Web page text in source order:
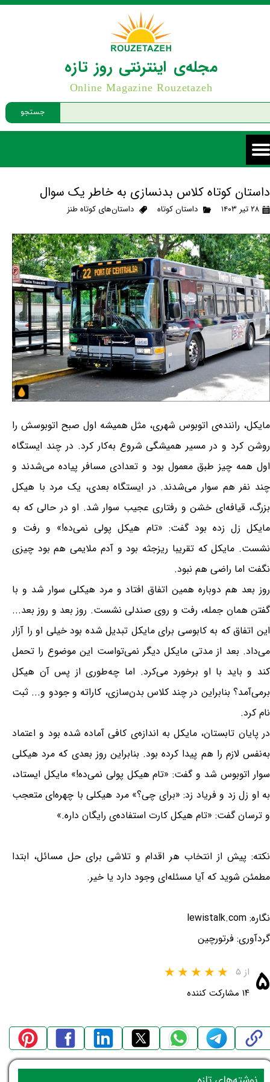
جستجو
مجله‌ی اینترنتی روز تازه
Online Magazine Rouzetazeh
داستان کوتاه کلاس بدنسازی به خاطر یک سوال
۲۸ تیر ۱۴۰۳ داستان کوتاه داستان‌های کوتاه طنز
مایکل، راننده‌ی اتوبوس شهری، مثل همیشه اول صبح اتوبوسش را
روشن کرد و در مسیر همیشگی شروع به‌کار کرد. در چند ایستگاه
اول همه چیز طبق معمول بود و تعدادی مسافر پیاده می‌شدند و
چند نفر هم سوار می‌شدند. در ایستگاه بعدی، یک مرد با هیکل
بزرگ، قیافه‌ای خشن و رفتاری عجیب سوار شد. او در حالی که به
مایکل زل زده بود گفت: «تام هیکل پولی نمی‌ده!» و رفت و
نشست. مایکل که تقریبا ریزجثه بود و آدم ملایمی هم بود چیزی
نگفت اما راضی هم نبود.
روز بعد هم دوباره همین اتفاق افتاد و مرد هیکلی سوار شد و با
گفتن همان جمله، رفت و روی صندلی نشست. روز بعد و روز بعد...
این اتفاق که به کابوسی برای مایکل تبدیل شده بود خیلی او را آزار
می‌داد. بعد از مدتی مایکل دیگر نمی‌تواست این موضوع را تحمل
کند و باید با او برخورد می‌کرد. اما چه‌طوری از پس آن هیکل
برمی‌آمد؟ بنابراین در چند کلاس بدن‌سازی، کاراته و جودو و... ثبت
نام کرد.
در پایان تابستان، مایکل به اندازه‌ی کافی آماده شده بود و اعتماد
به‌نفس لازم را هم پیدا کرده بود. بنابراین روز بعدی که مرد هیکلی
سوار اتوبوس شد و گفت: «تام هیکل پولی نمی‌ده!» مایکل ایستاد،
به او زل زد و فریاد زد: «برای چی؟» مرد هیکلی با چهره‌ای متعجب
و ترسان گفت: «تام هیکل کارت استفاده‌ی رایگان داره.»
نکته: پیش از انتخاب هر اقدام و تلاشی برای حل مسائل، ابتدا
مطمئن شوید که آیا مسئله‌ای وجود دارد یا خیر.
نگاره: lewistalk.com
گردآوری: فرتورچین
۵ از ۵
۱۴ مشارکت کننده